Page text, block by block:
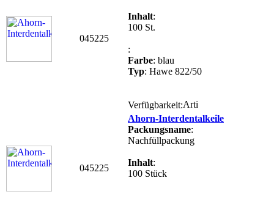
045225
Inhalt:
100 St.
:
Farbe: blau
Typ: Hawe 822/50
Verfügbarkeit:
045225
Ahorn-Interdentalkeile
Packungsname:
Nachfüllpackung
Inhalt:
100 Stück